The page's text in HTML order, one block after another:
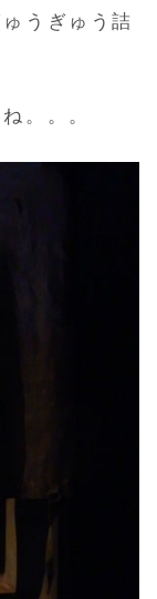
うぎゅう詰
。。。